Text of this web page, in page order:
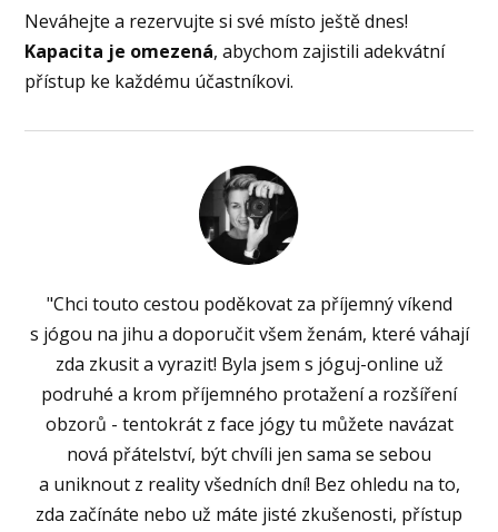
Neváhejte a rezervujte si své místo ještě dnes!
Kapacita je omezená, abychom zajistili adekvátní
přístup ke každému účastníkovi.
"Chci touto cestou poděkovat za příjemný víkend
s jógou na jihu a doporučit všem ženám, které váhají
zda zkusit a vyrazit! Byla jsem s jóguj-online už
podruhé a krom příjemného protažení a rozšíření
obzorů - tentokrát z face jógy tu můžete navázat
nová přátelství, být chvíli jen sama se sebou
a uniknout z reality všedních dní! Bez ohledu na to,
zda začínáte nebo už máte jisté zkušenosti, přístup